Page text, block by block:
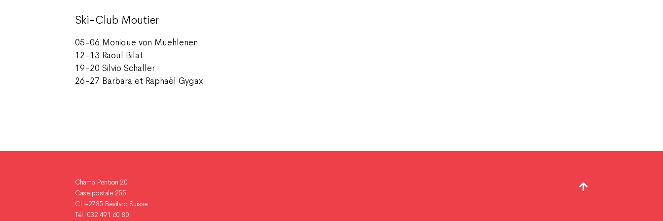
Ski-Club Moutier
05-06 Monique von Muehlenen
12-13 Raoul Bilat
19-20 Silvio Schaller
26-27 Barbara et Raphaël Gygax
Champ Pention 20
Case postale 255
CH-2735 Bévilard Suisse
Tél. 032 491 60 80